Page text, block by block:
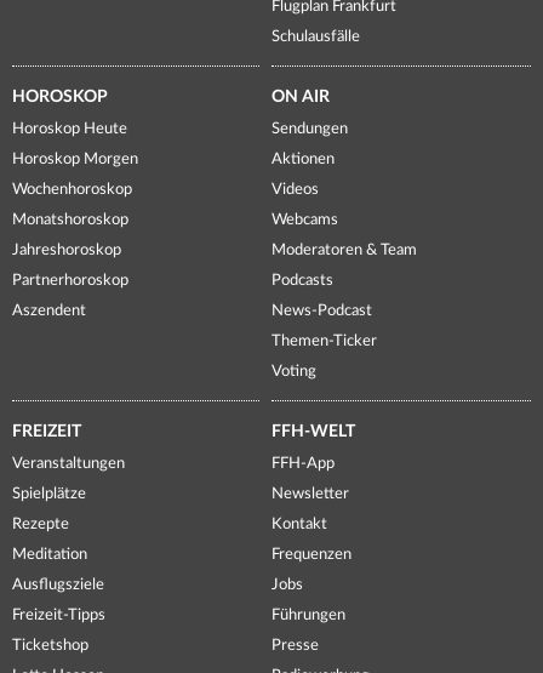
Flugplan Frankfurt
Schulausfälle
HOROSKOP
Horoskop Heute
Horoskop Morgen
Wochenhoroskop
Monatshoroskop
Jahreshoroskop
Partnerhoroskop
Aszendent
ON AIR
Sendungen
Aktionen
Videos
Webcams
Moderatoren & Team
Podcasts
News-Podcast
Themen-Ticker
Voting
FREIZEIT
Veranstaltungen
Spielplätze
Rezepte
Meditation
Ausflugsziele
Freizeit-Tipps
Ticketshop
FFH-WELT
FFH-App
Newsletter
Kontakt
Frequenzen
Jobs
Führungen
Presse